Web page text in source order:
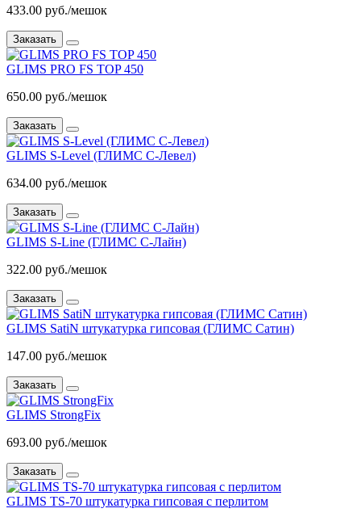
433.00 руб./мешок
Заказать
GLIMS PRO FS TOP 450
650.00 руб./мешок
Заказать
GLIMS S-Level (ГЛИМС С-Левел)
634.00 руб./мешок
Заказать
GLIMS S-Line (ГЛИМС С-Лайн)
322.00 руб./мешок
Заказать
GLIMS SatiN штукатурка гипсовая (ГЛИМС Сатин)
147.00 руб./мешок
Заказать
GLIMS StrongFix
693.00 руб./мешок
Заказать
GLIMS TS-70 штукатурка гипсовая с перлитом